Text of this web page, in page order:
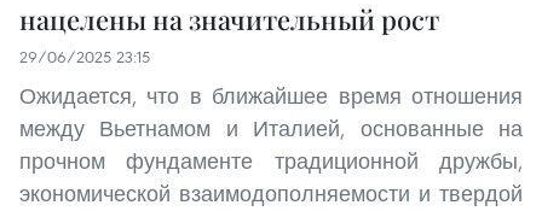
нацелены на значительный рост
29/06/2025 23:15
Ожидается, что в ближайшее время отношения
между Вьетнамом и Италией, основанные на
прочном фундаменте традиционной дружбы,
экономической взаимодополняемости и твердой